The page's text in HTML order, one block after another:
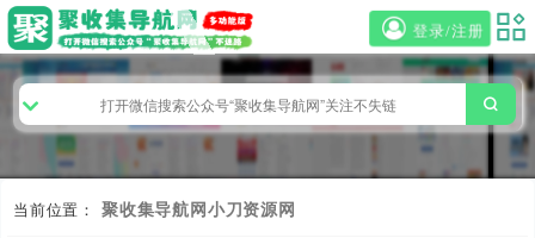
登录/注册
当前位置： 聚收集导航网 小刀资源网